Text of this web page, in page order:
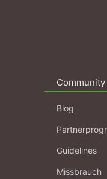
Community
Blog
Guidelines
Missbrauch